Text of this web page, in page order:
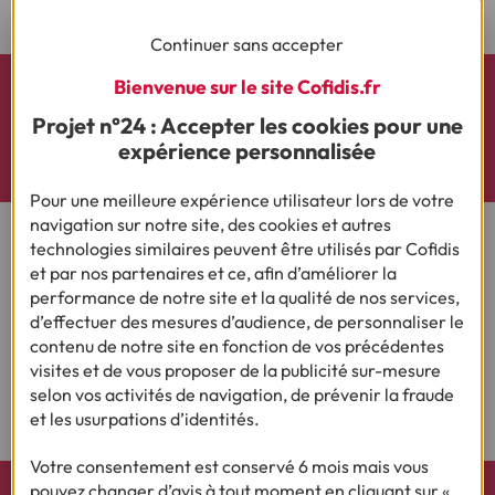
Découvrez nos actualités et le résultat de nos
enquêtes sur X (Twitter)
Rejoignez notre Espace Presse :
Consulter
Continuer sans accepter
Bienvenue sur le site Cofidis.fr
Projet n°24 : Accepter les cookies pour une
expérience personnalisée
Pour une meilleure expérience utilisateur lors de votre
navigation sur notre site, des cookies et autres
technologies similaires peuvent être utilisés par Cofidis
et par nos partenaires et ce, afin d’améliorer la
performance de notre site et la qualité de nos services,
d’effectuer des mesures d’audience, de personnaliser le
contenu de notre site en fonction de vos précédentes
visites et de vous proposer de la publicité sur-mesure
selon vos activités de navigation, de prévenir la fraude
et les usurpations d’identités.
Votre consentement est conservé 6 mois mais vous
pouvez changer d’avis à tout moment en cliquant sur «